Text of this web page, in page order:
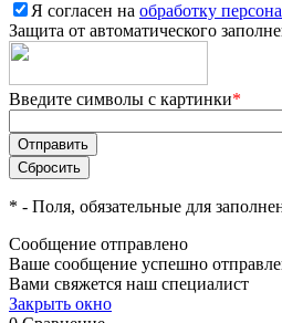
Я согласен на обработку
Защита от автоматического
Введите символы с картинки*
* - Поля, обязательные для
Сообщение отправлено
Ваше сообщение успешно
Вами свяжется наш специалист
Закрыть окно